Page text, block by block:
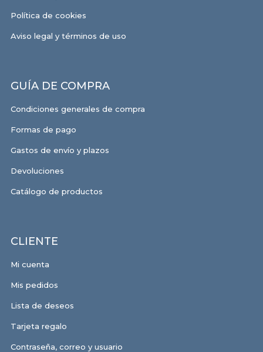
Política de cookies
Aviso legal y términos de uso
GUÍA DE COMPRA
Condiciones generales de compra
Formas de pago
Gastos de envío y plazos
Devoluciones
Catálogo de productos
CLIENTE
Mi cuenta
Mis pedidos
Lista de deseos
Tarjeta regalo
Contraseña, correo y usuario